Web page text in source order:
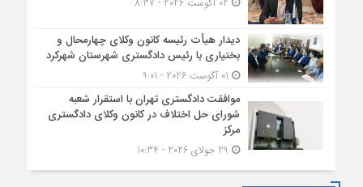
دیدار هیأت رئیسه کانون وکلای چهارمحال و
بختیاری با رئیس دادگستری شهرستان شهرکرد
موافقت دادگستری تهران با استقرار شعبه
شورای حل اختلاف در کانون وکلای دادگستری
مرکز